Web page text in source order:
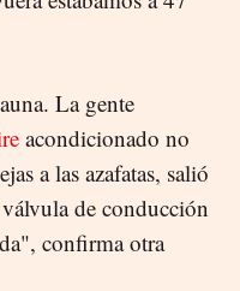
La gente
acondicionado no
a las azafatas, salió
de conducción
confirma otra